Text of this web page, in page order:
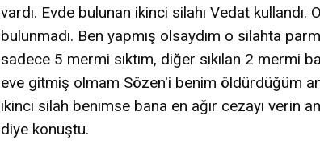
vardı. Evde bulunan ikinci silahı Vedat
bulunmadı. Ben yapmış olsaydım o silahta
sadece 5 mermi sıktım, diğer sıkılan 2 mermi
eve gitmiş olmam Sözen'i benim öldürdüğüm
ikinci silah benimse bana en ağır cezayı verin
diye konuştu.